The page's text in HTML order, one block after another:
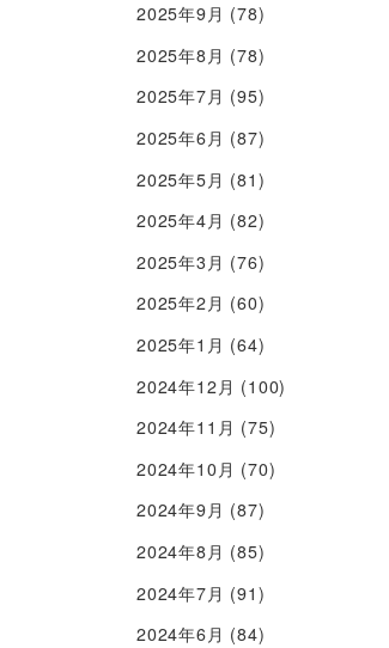
2025年9月 (78)
2025年8月 (78)
2025年7月 (95)
2025年6月 (87)
2025年5月 (81)
2025年4月 (82)
2025年3月 (76)
2025年2月 (60)
2025年1月 (64)
2024年12月 (100)
2024年11月 (75)
2024年10月 (70)
2024年9月 (87)
2024年8月 (85)
2024年7月 (91)
2024年6月 (84)